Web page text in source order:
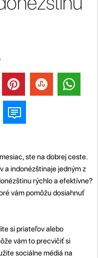
ste na dobrej ceste.
a indonézštinaje jedným z
rýchlo a efektívne?
vám pomôžu dosiahnuť
si priateľov alebo
vám to precvičiť si
sociálne médiá na